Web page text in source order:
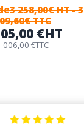
3 258,00€ HT- 3
TTC
€HT
006,00 €TTC